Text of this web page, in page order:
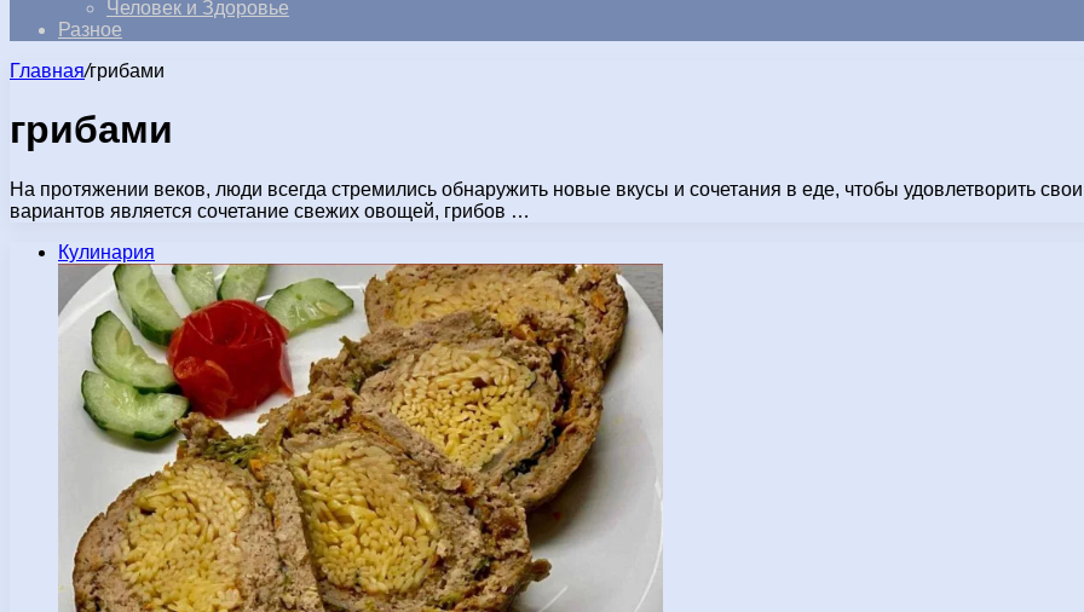
Человек и Здоровье
Разное
Главная/грибами
грибами
На протяжении веков, люди всегда стремились обнаружить новые вкусы и сочетания в еде, чтобы удовлетворить
вариантов является сочетание свежих овощей, грибов …
Кулинария